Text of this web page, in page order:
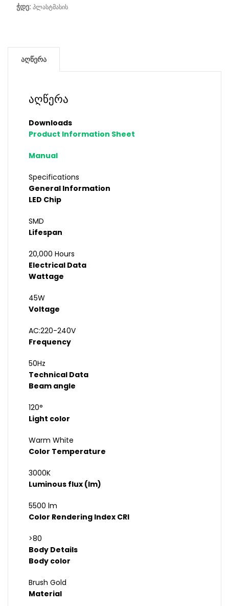
ჭდე: პლასტმასის
აღწერა
აღწერა
Downloads
Product Information Sheet
Manual
Specifications
General Information
LED Chip
SMD
Lifespan
20,000 Hours
Electrical Data
Wattage
45W
Voltage
AC:220-240V
Frequency
50Hz
Technical Data
Beam angle
120°
Light color
Warm White
Color Temperature
3000K
Luminous flux (lm)
5500 lm
Color Rendering Index CRI
>80
Body Details
Body color
Brush Gold
Material